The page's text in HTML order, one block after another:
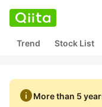
Trend Stock List
infoMore than 5